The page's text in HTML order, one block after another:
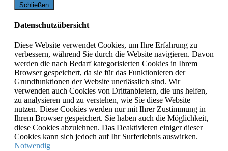
Schließen
Datenschutzübersicht
Diese Website verwendet Cookies, um Ihre Erfahrung zu
verbessern, während Sie durch die Website navigieren. Davon
werden die nach Bedarf kategorisierten Cookies in Ihrem
Browser gespeichert, da sie für das Funktionieren der
Grundfunktionen der Website unerlässlich sind. Wir
verwenden auch Cookies von Drittanbietern, die uns helfen,
zu analysieren und zu verstehen, wie Sie diese Website
nutzen. Diese Cookies werden nur mit Ihrer Zustimmung in
Ihrem Browser gespeichert. Sie haben auch die Möglichkeit,
diese Cookies abzulehnen. Das Deaktivieren einiger dieser
Cookies kann sich jedoch auf Ihr Surferlebnis auswirken.
Notwendig